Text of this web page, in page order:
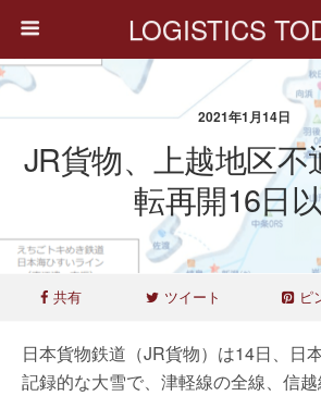
LOGISTICS
2021年1月14日
JR貨物、上越地区不
転再開16日
共有 ツイート ピ
日本貨物鉄道（JR貨物）は14日、日
記録的な大雪で、津軽線の全線、信